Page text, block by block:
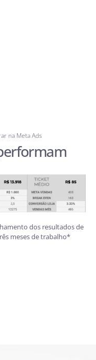
na Meta Ads
dos resultados de
meses de trabalho*